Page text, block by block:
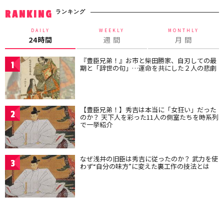
RANKING ランキング
DAILY
24時間
WEEKLY
週 間
MONTHLY
月 間
1 『豊臣兄弟！』お市と柴田勝家、自刃しての最
期と「辞世の句」…運命を共にした２人の悲劇
2 【豊臣兄弟！】秀吉は本当に「女狂い」だった
のか？ 天下人を彩った11人の側室たちを時系列
で一挙紹介
3 なぜ浅井の旧臣は秀吉に従ったのか？ 武力を使
わず“自分の味方”に変えた裏工作の技法とは